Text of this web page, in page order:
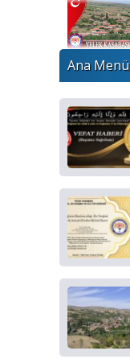
Ana Menü